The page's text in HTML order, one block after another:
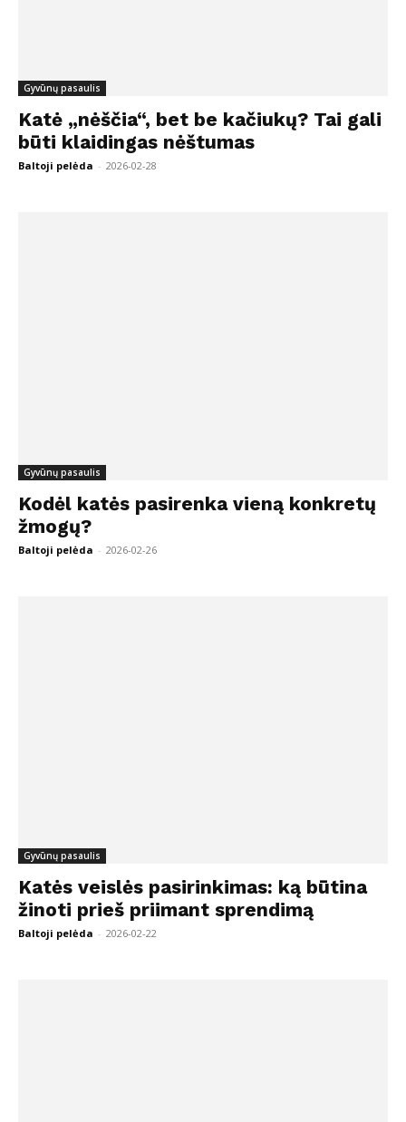
Gyvūnų pasaulis
Katė „nėščia“, bet be kačiukų? Tai gali
būti klaidingas nėštumas
Baltoji pelėda - 2026-02-28
Gyvūnų pasaulis
Kodėl katės pasirenka vieną konkretų
žmogų?
Baltoji pelėda - 2026-02-26
Gyvūnų pasaulis
Katės veislės pasirinkimas: ką būtina
žinoti prieš priimant sprendimą
Baltoji pelėda - 2026-02-22